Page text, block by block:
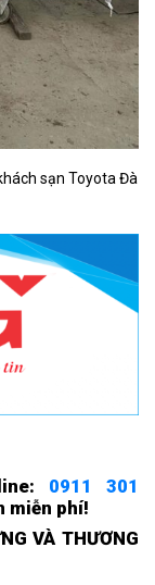
sạn Toyota Đà
0911 301
miễn phí!
VÀ THƯƠNG